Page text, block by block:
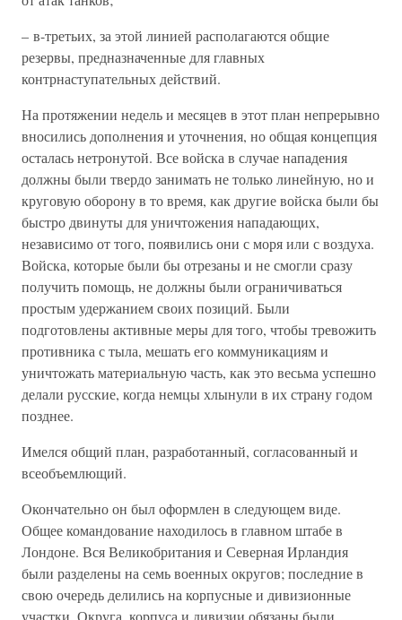
– в-третьих, за этой линией располагаются общие
резервы, предназначенные для главных
контрнаступательных действий.
На протяжении недель и месяцев в этот план непрерывно
вносились дополнения и уточнения, но общая концепция
осталась нетронутой. Все войска в случае нападения
должны были твердо занимать не только линейную, но и
круговую оборону в то время, как другие войска были бы
быстро двинуты для уничтожения нападающих,
независимо от того, появились они с моря или с воздуха.
Войска, которые были бы отрезаны и не смогли сразу
получить помощь, не должны были ограничиваться
простым удержанием своих позиций. Были
подготовлены активные меры для того, чтобы тревожить
противника с тыла, мешать его коммуникациям и
уничтожать материальную часть, как это весьма успешно
делали русские, когда немцы хлынули в их страну годом
позднее.
Имелся общий план, разработанный, согласованный и
всеобъемлющий.
Окончательно он был оформлен в следующем виде.
Общее командование находилось в главном штабе в
Лондоне. Вся Великобритания и Северная Ирландия
были разделены на семь военных округов; последние в
свою очередь делились на корпусные и дивизионные
участки. Округа, корпуса и дивизии обязаны были